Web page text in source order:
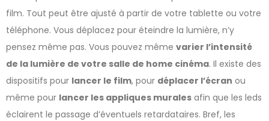
film. Tout peut être ajusté à partir de votre tablette ou votre
téléphone. Vous déplacez pour éteindre la lumière, n’y
pensez même pas. Vous pouvez même varier l’intensité
de la lumière de votre salle de home cinéma. Il existe des
dispositifs pour lancer le film, pour déplacer l’écran ou
même pour lancer les appliques murales afin que les leds
éclairent le passage d’éventuels retardataires. Bref, les